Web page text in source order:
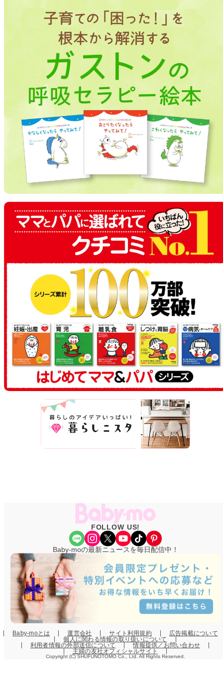
FOLLOW US!
Share Icon Instagram X YouTube TikTok Pinterest
Baby-moの最新ニュースを毎日配信中！
Baby-moとは 運営会社 サイト利用規約
広告掲載について
個人に関わる情報の取り扱いについて
利用者情報の外部送信について
情報提供／お問い合わせ
主婦の友社オフィシャルサイト
Copyright (C) SHUFUNOTOMO Co., Ltd. All Rights Reserved.